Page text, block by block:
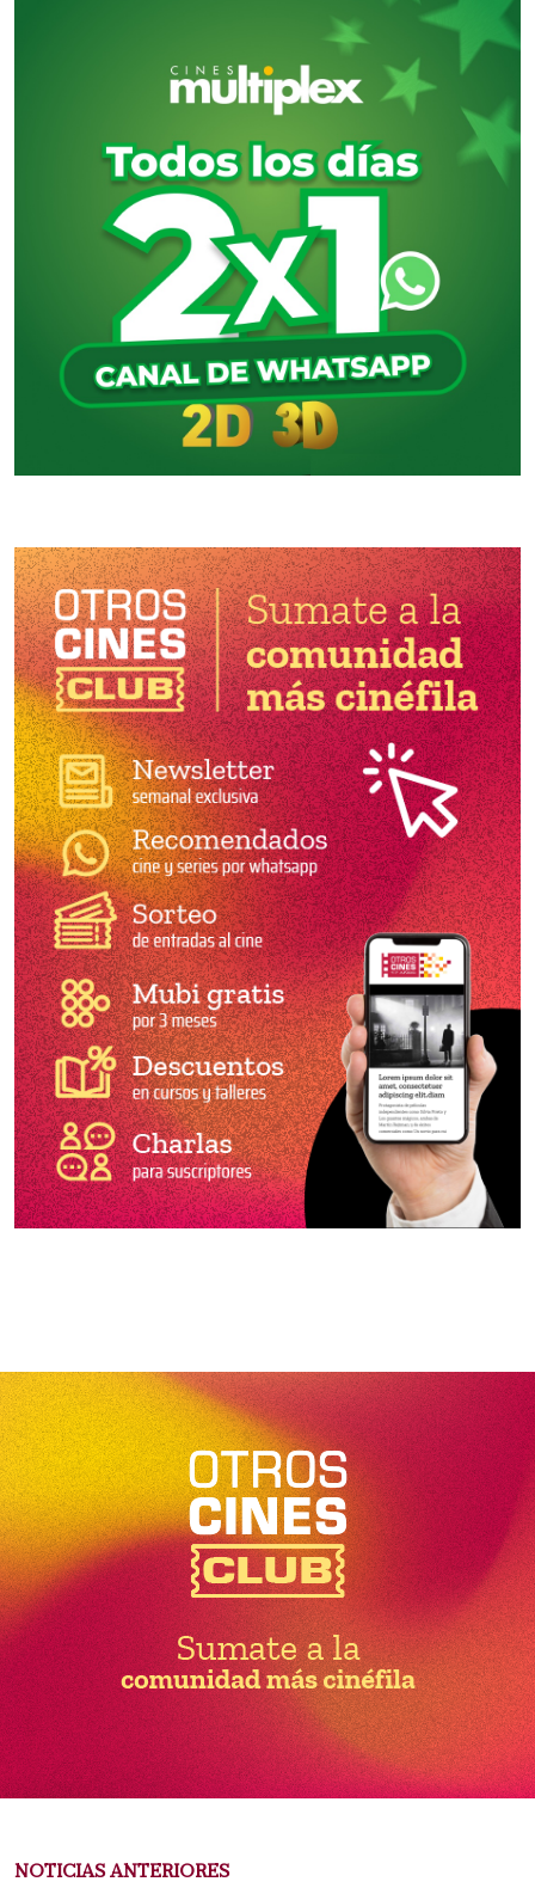
NOTICIAS ANTERIORES